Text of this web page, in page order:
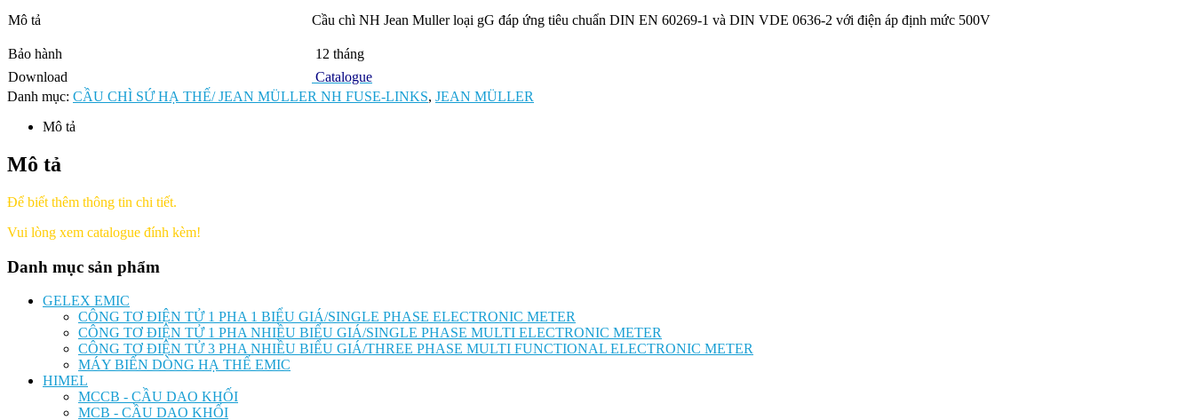
Mô tả Cầu chì NH Jean Muller loại gG đáp ứng tiêu chuẩn DIN EN 60269-1 và DIN VDE 0636-2 với điện áp định mức 500V
Bảo hành
12 tháng
Download
Catalogue
Danh mục: CẦU CHÌ SỨ HẠ THẾ/ JEAN MÜLLER NH FUSE-LINKS, JEAN MÜLLER
Mô tả
Mô tả
Để biết thêm thông tin chi tiết.
Vui lòng xem catalogue đính kèm!
Danh mục sản phẩm
GELEX EMIC
CÔNG TƠ ĐIỆN TỬ 1 PHA 1 BIỂU GIÁ/SINGLE PHASE ELECTRONIC METER
CÔNG TƠ ĐIỆN TỬ 1 PHA NHIỀU BIỂU GIÁ/SINGLE PHASE MULTI ELECTRONIC METER
CÔNG TƠ ĐIỆN TỬ 3 PHA NHIỀU BIỂU GIÁ/THREE PHASE MULTI FUNCTIONAL ELECTRONIC METER
MÁY BIẾN DÒNG HẠ THẾ EMIC
HIMEL
MCCB - CẦU DAO KHỐI
MCB - CẦU DAO KHỐI